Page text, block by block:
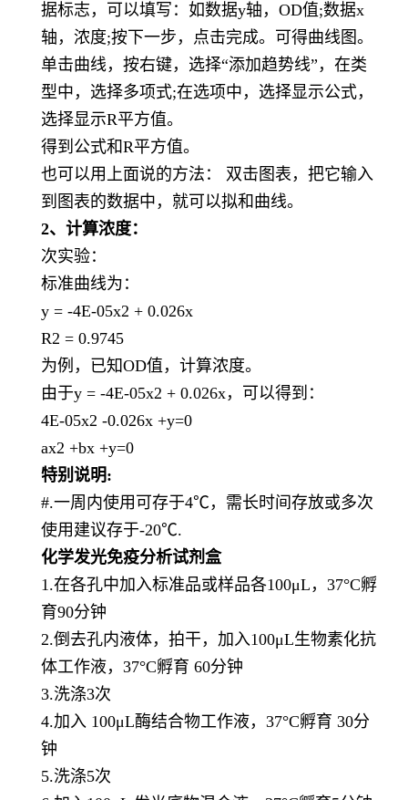
据标志，可以填写：如数据y轴，OD值;数据x
轴，浓度;按下一步，点击完成。可得曲线图。
单击曲线，按右键，选择“添加趋势线”，在类
型中，选择多项式;在选项中，选择显示公式，
选择显示R平方值。
得到公式和R平方值。
也可以用上面说的方法： 双击图表，把它输入
到图表的数据中，就可以拟和曲线。
2、计算浓度：
次实验：
标准曲线为：
y = -4E-05x2 + 0.026x
R2 = 0.9745
为例，已知OD值，计算浓度。
由于y = -4E-05x2 + 0.026x，可以得到：
4E-05x2 -0.026x +y=0
ax2 +bx +y=0
特别说明:
#.一周内使用可存于4℃，需长时间存放或多次
使用建议存于-20℃.
化学发光免疫分析试剂盒
1.在各孔中加入标准品或样品各100μL，37°C孵
育90分钟
2.倒去孔内液体，拍干，加入100μL生物素化抗
体工作液，37°C孵育 60分钟
3.洗涤3次
4.加入 100μL酶结合物工作液，37°C孵育 30分
钟
5.洗涤5次